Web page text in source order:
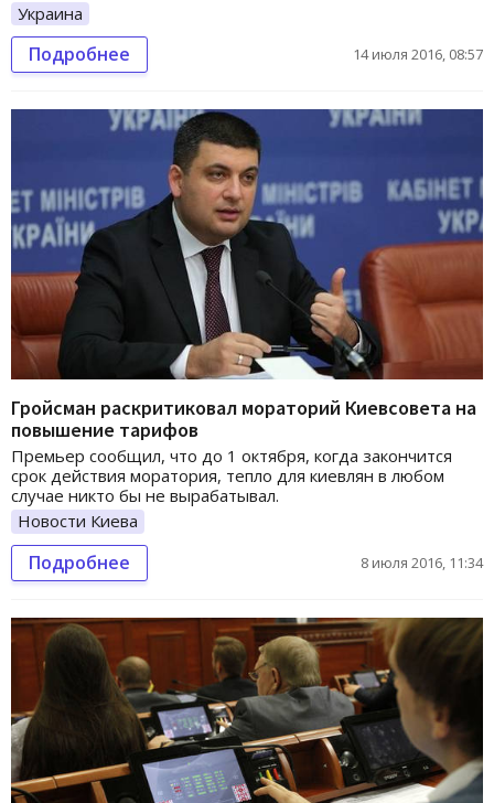
Украина
Подробнее 14 июля 2016, 08:57
Гройсман раскритиковал мораторий Киевсовета на
повышение тарифов
Премьер сообщил, что до 1 октября, когда закончится
срок действия моратория, тепло для киевлян в любом
случае никто бы не вырабатывал.
Новости Киева
Подробнее 8 июля 2016, 11:34